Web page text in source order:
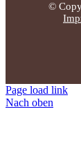
©
Page load link
Nach oben